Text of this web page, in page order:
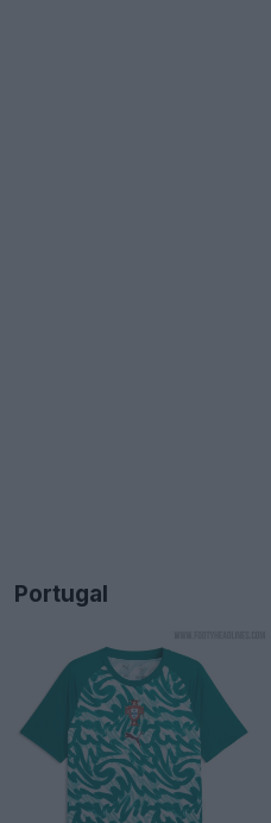
Portugal